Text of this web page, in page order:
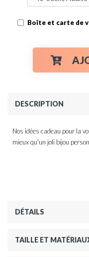
Boîte et carte de
DESCRIPTION
Nos idées cadeau pour la
mieux qu'un joli bijou
DÉTAILS
TAILLE ET